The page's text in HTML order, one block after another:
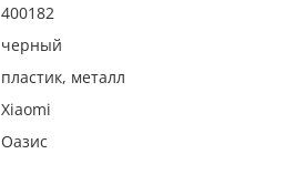
400182
черный
пластик, металл
Xiaomi
Оазис